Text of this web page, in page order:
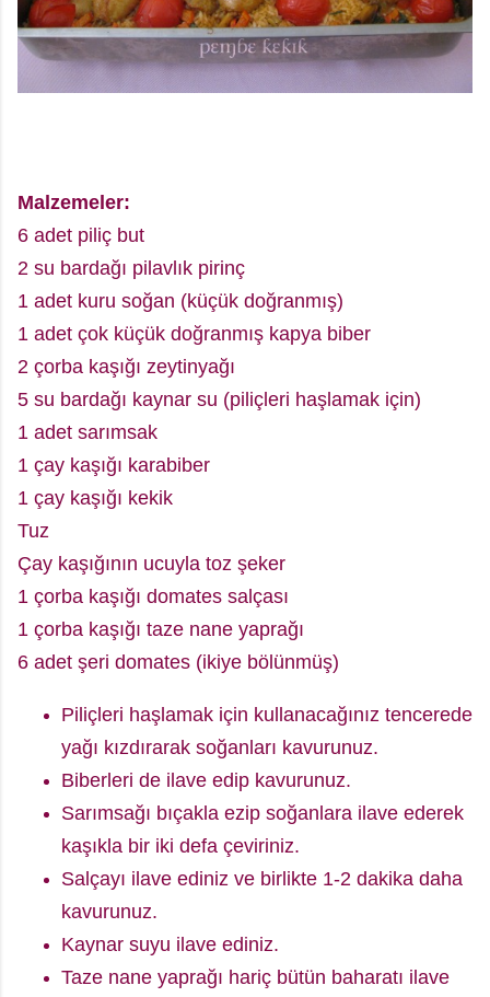
Malzemeler:
6 adet piliç but
2 su bardağı pilavlık pirinç
1 adet kuru soğan (küçük doğranmış)
1 adet çok küçük doğranmış kapya biber
2 çorba kaşığı zeytinyağı
5 su bardağı kaynar su (piliçleri haşlamak için)
1 adet sarımsak
1 çay kaşığı karabiber
1 çay kaşığı kekik
Tuz
Çay kaşığının ucuyla toz şeker
1 çorba kaşığı domates salçası
1 çorba kaşığı taze nane yaprağı
6 adet şeri domates (ikiye bölünmüş)
Piliçleri haşlamak için kullanacağınız tencerede
yağı kızdırarak soğanları kavurunuz.
Biberleri de ilave edip kavurunuz.
Sarımsağı bıçakla ezip soğanlara ilave ederek
kaşıkla bir iki defa çeviriniz.
Salçayı ilave ediniz ve birlikte 1-2 dakika daha
kavurunuz.
Kaynar suyu ilave ediniz.
Taze nane yaprağı hariç bütün baharatı ilave